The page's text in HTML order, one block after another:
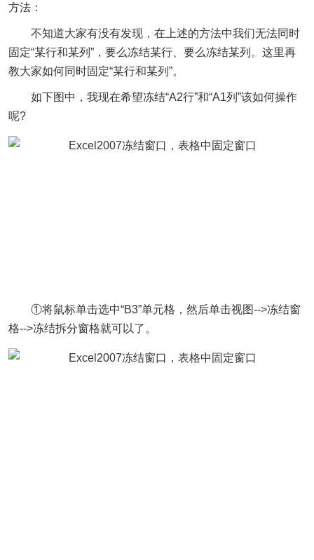
方法：
不知道大家有没有发现，在上述的方法中我们无法同时
固定“某行和某列”，要么冻结某行、要么冻结某列。这里再
教大家如何同时固定“某行和某列”。
如下图中，我现在希望冻结“A2行”和“A1列”该如何操作
呢?
①将鼠标单击选中“B3”单元格，然后单击视图-->冻结窗
格-->冻结拆分窗格就可以了。